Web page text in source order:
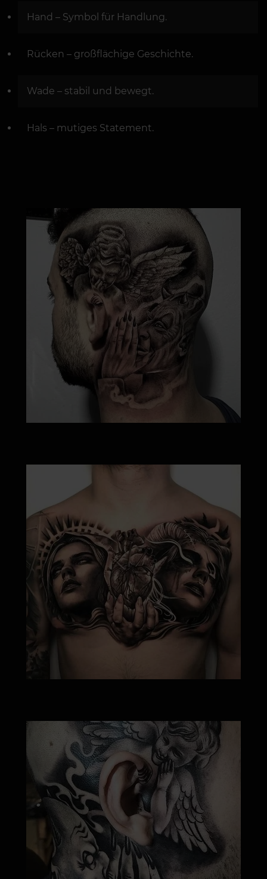
Hand – Symbol für Handlung.
Rücken – großflächige Geschichte.
Wade – stabil und bewegt.
Hals – mutiges Statement.